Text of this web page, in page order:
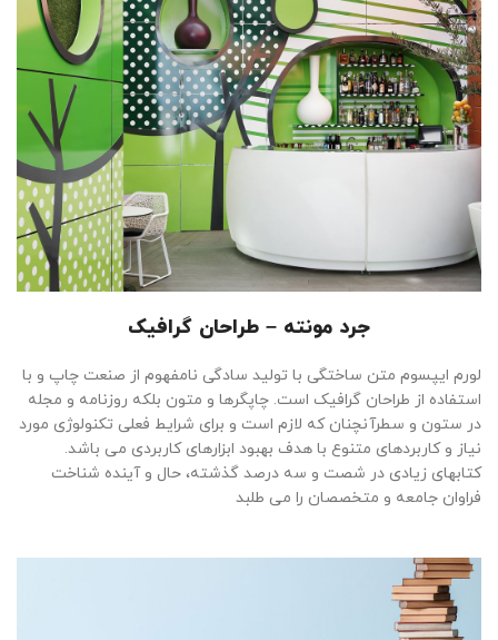
جرد مونته – طراحان گرافیک
لورم ایپسوم متن ساختگی با تولید سادگی نامفهوم از صنعت چاپ و با
استفاده از طراحان گرافیک است. چاپگرها و متون بلکه روزنامه و مجله
در ستون و سطرآنچنان که لازم است و برای شرایط فعلی تکنولوژی مورد
نیاز و کاربردهای متنوع با هدف بهبود ابزارهای کاربردی می باشد.
کتابهای زیادی در شصت و سه درصد گذشته، حال و آینده شناخت
فراوان جامعه و متخصصان را می طلبد